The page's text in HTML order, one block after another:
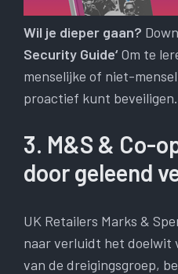
Wil je dieper gaan?
Security Guide‘ Om te
menselijke of niet-
proactief kunt beveiligen.
3. M&S & Co-
door geleend
UK Retailers Marks &
naar verluidt het doelwit
van de dreigingsgroep,